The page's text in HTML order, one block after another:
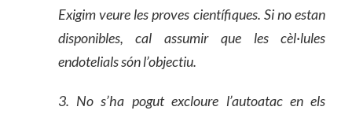
Exigim veure les proves científiques. Si no estan
disponibles, cal assumir que les cèl·lules
endotelials són l’objectiu.
3. No s’ha pogut excloure l’autoatac en els